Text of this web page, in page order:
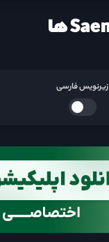
زیرنویس فارسی